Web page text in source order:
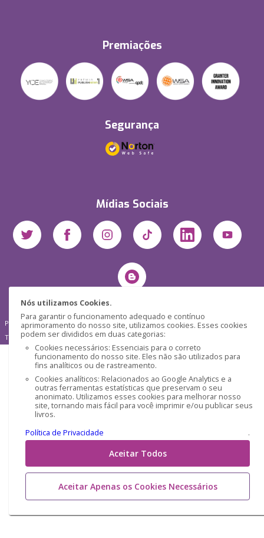
Nós utilizamos Cookies.
Para garantir o funcionamento adequado e contínuo
aprimoramento do nosso site, utilizamos cookies. Esses cookies
podem ser divididos em duas categorias:
Cookies necessários: Essenciais para o correto
funcionamento do nosso site. Eles não são utilizados para
fins analíticos ou de rastreamento.
Cookies analíticos: Relacionados ao Google Analytics e a
outras ferramentas estatísticas que preservam o seu
anonimato. Utilizamos esses cookies para melhorar nosso
site, tornando mais fácil para você imprimir e/ou publicar seus
livros.
Política de Privacidade
.
Aceitar Todos
Aceitar Apenas os Cookies Necessários
Premiações
Segurança
Mídias Sociais
Pensática Lda., Número de Identificação Fiscal 517215560
Travessa de São Pedro, n° 8 - Lisboa - Portugal 1200-432